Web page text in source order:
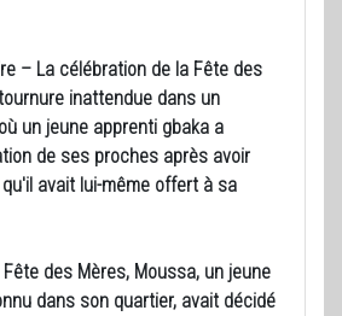
– La célébration de la Fête des
inattendue dans un
un jeune apprenti gbaka a
de ses proches après avoir
avait lui-même offert à sa
des Mères, Moussa, un jeune
dans son quartier, avait décidé